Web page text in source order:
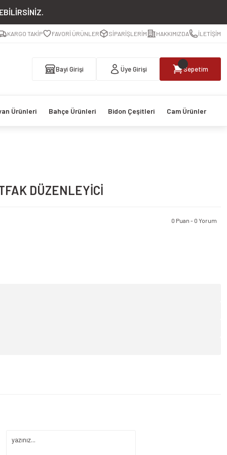
KARGO TAKİP FAVORİ ÜRÜNLER SİPARİŞLERİM HAKKIMIZDA İLETİŞİM
Bayi Girişi Üye Girişi Sepetim
Ürünleri Bahçe Ürünleri Bidon Çeşitleri Cam Ürünler
DÜZENLEYİCİ
0 Puan - 0 Yorum